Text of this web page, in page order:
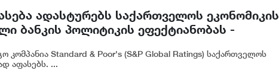
ადასტურებს საქართველოს ეკონომიკის
ბანკის პოლიტიკის ეფექტიანობას -
კომპანია Standard & Poor's (S&P Global Ratings) საქართველოს
აფასებს. ...